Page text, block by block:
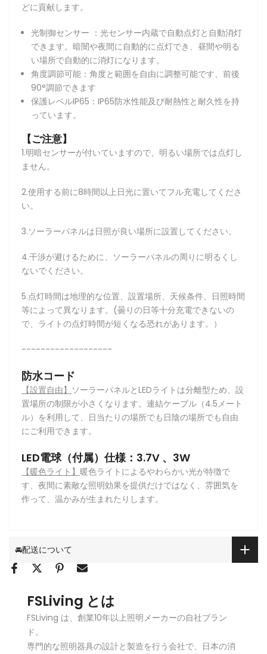
どに貢献します。
光制御センサー ：光センサー内蔵で自動点灯と自動消灯
できます。暗闇や夜間に自動的に点灯でき、昼間や明る
い場所で自動的に消灯になります。
角度調節可能：角度と範囲を自由に調整可能です、前後
90°調節できます
保護レベルIP65：IP65防水性能及び耐熱性と耐久性を持
っています。
【ご注意】
1.明暗センサーが付いていますので、明るい場所では点灯し
ません。
2.使用する前に8時間以上日光に置いてフル充電してくださ
い。
3.ソーラーパネルは日照が良い場所に設置してください。
4.干渉が避けるために、ソーラーパネルの周りに明るくし
ないでください。
5.点灯時間は地理的な位置、設置場所、天候条件、日照時間
等によって異なります。(曇りの日等十分充電できないの
で、ライトの点灯時間が短くなる恐れがあります。）
-------------------
防水コード
【設置自由】 ソーラーパネルとLEDライトは分離型ため、設
置場所の制限が小さくなります。連結ケーブル（4.5メート
ル）を利用して、日当たりの場所でも日陰の場所でも自由
にご利用できます。
LED電球（付属）仕様：3.7V 、3W
【暖色ライト】 暖色ライトによるやわらかい光が特徴で
す、夜間に素敵な照明効果を提供だけではなく、雰囲気を
作って、温かみが生まれたりします。
🚘配送について
FSLiving とは
FSLiving は、創業10年以上照明メーカーの自社ブラン
ド。
専門的な照明器具の設計と製造を行う会社で、日本の消